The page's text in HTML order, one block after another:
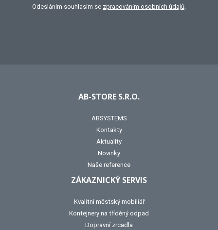
Odesláním souhlasím se zpracováním osobních údajů
AB-STORE S.R.O.
ABSYSTEMS
Kontakty
Aktuality
Novinky
Naše reference
ZÁKAZNICKÝ SERVIS
Kvalitní městský mobiliář
Kontejnery na tříděný odpad
Dopravní zrcadla